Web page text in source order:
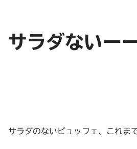
サラダないー
サラダのないビュッフェ、これま